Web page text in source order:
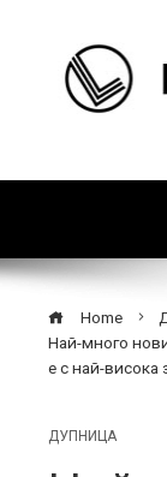
Home
Най-много
е с най-висока
ДУПНИЦА